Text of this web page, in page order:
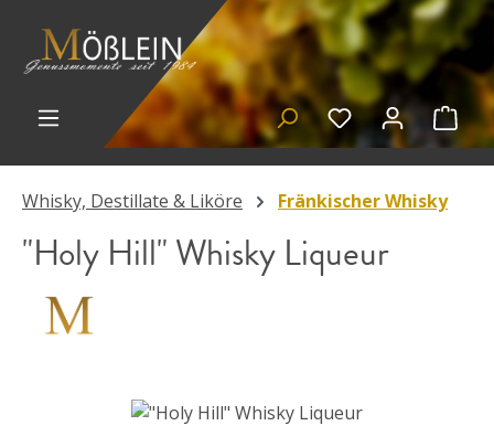
Zum Hauptinhalt springen
Du hast 0
Whisky, Destillate & Liköre Fränkischer Whisky
"Holy Hill" Whisky Liqueur
Bildergalerie überspringen